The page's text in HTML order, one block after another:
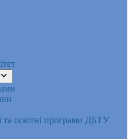
та освітні програми ДБТУ